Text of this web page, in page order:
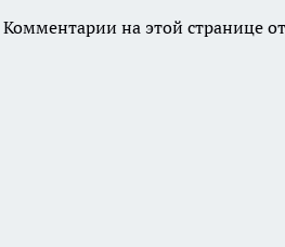
Комментарии на этой странице